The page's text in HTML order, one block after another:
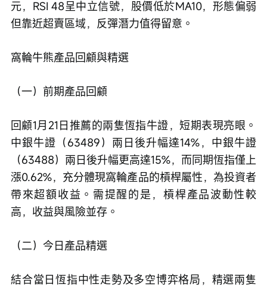
元，RSI 48呈中立信號，股價低於MA10，形態偏弱
但靠近超賣區域，反彈潛力值得留意。
窩輪牛熊產品回顧與精選
（一）前期產品回顧
回顧1月21日推薦的兩隻恆指牛證，短期表現亮眼。
中銀牛證（63489）兩日後升幅達14%，中銀牛證
（63488）兩日後升幅更高達15%，而同期恆指僅上
漲0.62%，充分體現窩輪產品的槓桿屬性，為投資者
帶來超額收益。需提醒的是，槓桿產品波動性較
高，收益與風險並存。
（二）今日產品精選
結合當日恆指中性走勢及多空博弈格局，精選兩隻